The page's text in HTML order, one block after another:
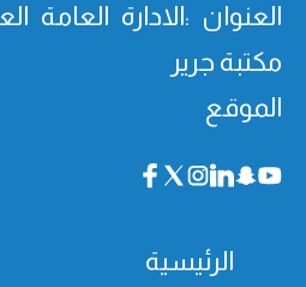
العنوان :الادارة العامة
مكتبة جرير
الموقع
الرئيسية